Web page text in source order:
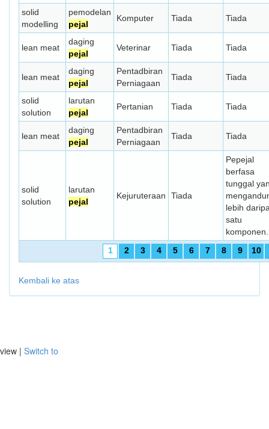
solid
modelling
pemodelan
pejal
Komputer Tiada Tiada
lean meat
daging
pejal
Veterinar Tiada Tiada
lean meat
daging
pejal
Pentadbiran
Perniagaan
Tiada Tiada
solid
solution
larutan
pejal
Pertanian Tiada Tiada
lean meat
daging
pejal
Pentadbiran
Perniagaan
Tiada Tiada
solid
solution
larutan
pejal
Kejuruteraan Tiada
Pepejal
berfasa
tunggal
lebih
satu
komponen.
1
2 3 4 5 6 7 8 9 10
Kembali ke atas
view | Switch to